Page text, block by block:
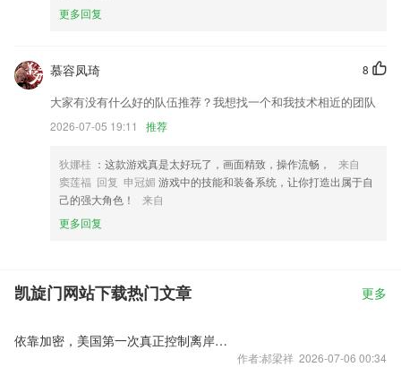
更多回复
8
慕容凤琦
大家有没有什么好的队伍推荐？我想找一个和我技术相近的团队
2026-07-05 19:11 推荐
狄娜桂 ：这款游戏真是太好玩了，画面精致，操作流畅，
来自
窦莲福 回复 申冠媚 游戏中的技能和装备系统，让你打造出属于自
己的强大角色！
来自
更多回复
凯旋门网站下载热门文章 更多
依靠加密，美国第一次真正控制离岸金融市场？
作者:郝梁祥 2026-07-06 00:34